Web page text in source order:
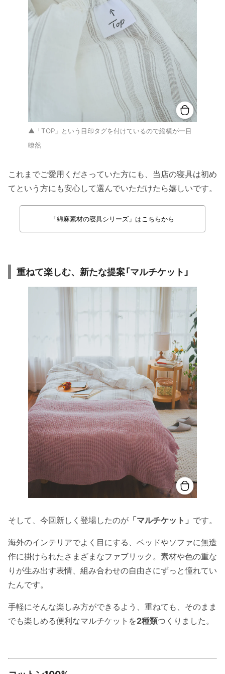
▲「TOP」という目印タグを付けているので縦横が一目
瞭然
これまでご愛用くださっていた方にも、当店の寝具は初め
てという方にも安心して選んでいただけたら嬉しいです。
「綿麻素材の寝具シリーズ」はこちらから
重ねて楽しむ、新たな提案「マルチケット」
そして、今回新しく登場したのが 「マルチケット」 です。
海外のインテリアでよく目にする、ベッドやソファに無造
作に掛けられたさまざまなファブリック。素材や色の重な
りが生み出す表情、組み合わせの自由さにずっと憧れてい
たんです。
手軽にそんな楽しみ方ができるよう、重ねても、そのまま
でも楽しめる便利なマルチケットを2種類つくりました。